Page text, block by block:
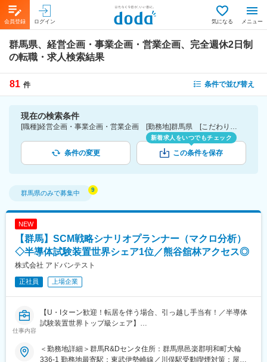
会員登録 ログイン 気になる メニュー
群馬県、経営企画・事業企画・営業企画、完全週休2日制
の転職・求人検索結果
81 件 条件で並び替え
現在の検索条件
[職種]経営企画・事業企画・営業企画 [勤務地]群馬県 [こだわり条件ピックアップ]完全週休2日制 [詳細条件](休日・働き方)完全週休2日制
条件の変更
新着求人をいつでもチェック
この条件を保存
群馬県のみで募集中
NEW
【群馬】SCM戦略シナリオプランナー（マクロ分析）
◇半導体試験装置世界シェア1位／熊谷舘林アクセス◎
株式会社 アドバンテスト
正社員 上場企業
仕事内容
【U・Iターン歓迎！転居を伴う場合、引っ越し手当有！／半導体
試験装置世界トップ級シェア】
■概要
主な役割は、会社（SCM）レベルでの戦略的シナリオ分析・プラ
＜勤務地詳細＞群馬R&Dセンタ住所：群馬県邑楽郡明和町大輪
336-1 勤務地最寄駅：東武伊勢崎線／川俣駅受動喫煙対策：屋内